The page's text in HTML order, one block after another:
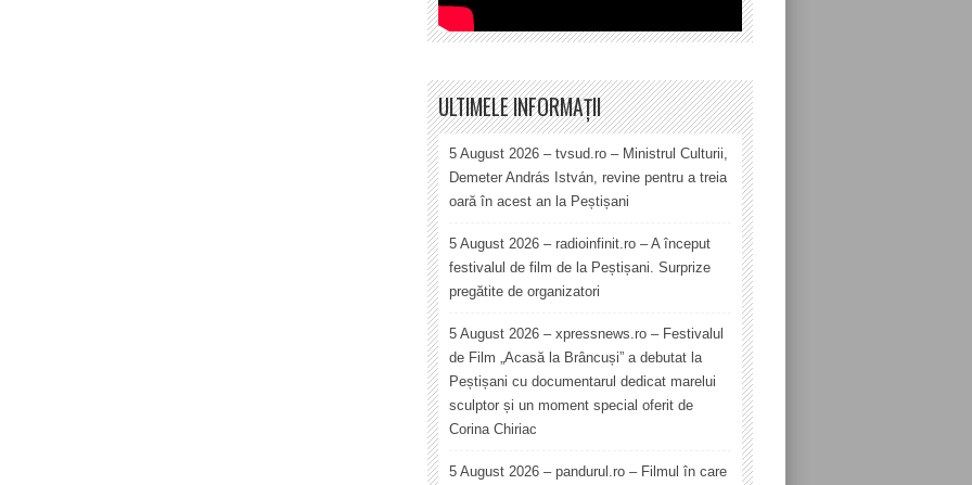
ULTIMELE INFORMAȚII
5 August 2026 – tvsud.ro – Ministrul Culturii,
Demeter András István, revine pentru a treia
oară în acest an la Peștișani
5 August 2026 – radioinfinit.ro – A început
festivalul de film de la Peștișani. Surprize
pregătite de organizatori
5 August 2026 – xpressnews.ro – Festivalul
de Film „Acasă la Brâncuși” a debutat la
Peștișani cu documentarul dedicat marelui
sculptor și un moment special oferit de
Corina Chiriac
5 August 2026 – pandurul.ro – Filmul în care